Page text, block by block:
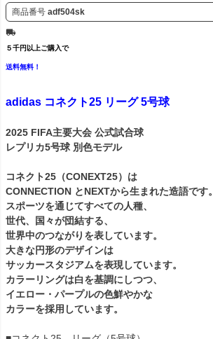
商品番号 adf504sk
５千円以上ご購入で
送料無料！
adidas コネクト25 リーグ 5号球
2025 FIFA主要大会 公式試合球
レプリカ5号球 別色モデル
コネクト25（CONEXT25）は
CONNECTION とNEXTから生まれた造語です。
スポーツを通じてすべての人種、
世代、国々が団結する、
世界中のつながりを表しています。
大きな円形のデザインは
サッカースタジアムを表現しています。
カラーリングは白を基調にしつつ、
イエロー・パープルの色鮮やかな
カラーを採用しています。